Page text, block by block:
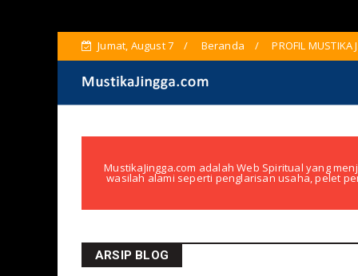
Jumat, August 7 Beranda PROFIL MUSTIKA
MustikaJingga.com adalah Web Spiritual yang
wasilah alami seperti penglarisan usaha, pelet
ARSIP BLOG